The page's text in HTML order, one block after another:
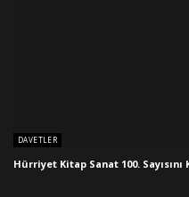
DAVETLER
Hürriyet Kitap Sanat 100. Sayısını